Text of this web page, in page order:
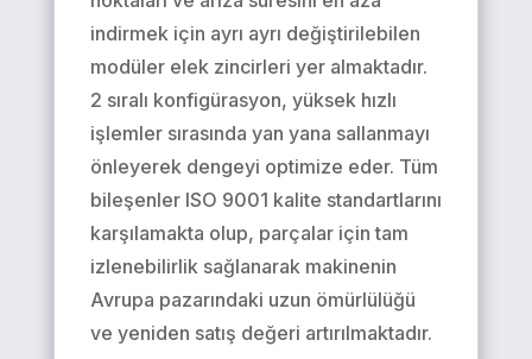
indirmek için ayrı ayrı değiştirilebilen
modüler elek zincirleri yer almaktadır.
2 sıralı konfigürasyon, yüksek hızlı
işlemler sırasında yan yana sallanmayı
önleyerek dengeyi optimize eder. Tüm
bileşenler ISO 9001 kalite standartlarını
karşılamakta olup, parçalar için tam
izlenebilirlik sağlanarak makinenin
Avrupa pazarındaki uzun ömürlülüğü
ve yeniden satış değeri artırılmaktadır.